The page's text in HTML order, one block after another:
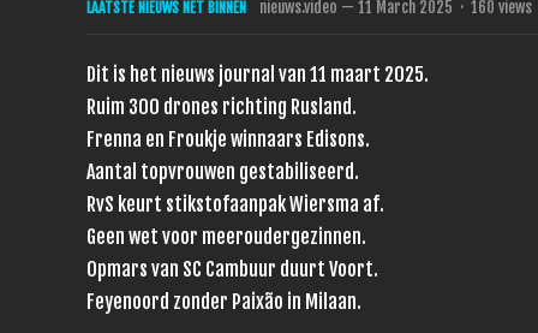
LAATSTE NIEUWS NET BINNEN nieuws.video — 11 March 2025 · 160 views
Dit is het nieuws journal van 11 maart 2025.
Ruim 300 drones richting Rusland.
Frenna en Froukje winnaars Edisons.
Aantal topvrouwen gestabiliseerd.
RvS keurt stikstofaanpak Wiersma af.
Geen wet voor meeroudergezinnen.
Opmars van SC Cambuur duurt Voort.
Feyenoord zonder Paixão in Milaan.